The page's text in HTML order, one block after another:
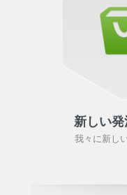
新しい
我々に新し